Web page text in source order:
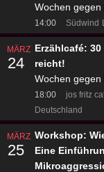
Wochen gegen
14:00 Südwind
MÄRZ
24
Erzählcafé:
reicht!
Wochen gegen
18:00 jos fritz
Deutschland
MÄRZ
25
Workshop:
Eine